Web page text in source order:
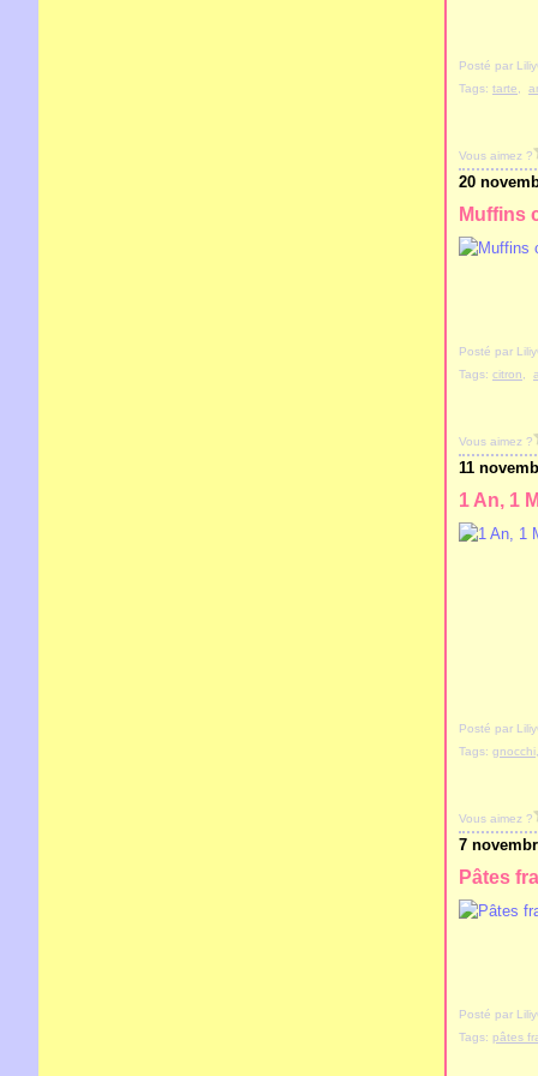
Posté par
Tags: tarte
Vous aimez ?
20
Muffins
Posté par
Tags: citron
Vous aimez ?
11
1 An, 1
Posté par
Tags: gnocchi
Vous aimez ?
7
Pâtes
Posté par
Tags: pâtes